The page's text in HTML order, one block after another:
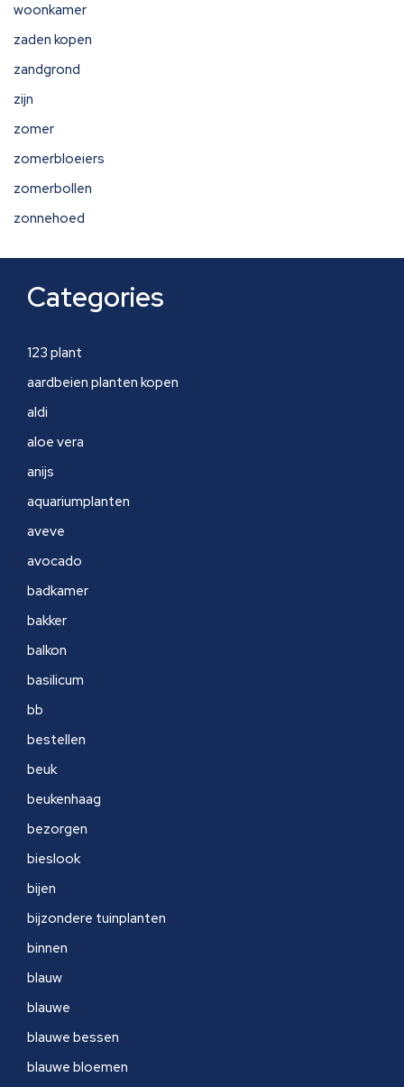
woonkamer
zaden kopen
zandgrond
zijn
zomer
zomerbloeiers
zomerbollen
zonnehoed
Categories
123 plant
aardbeien planten kopen
aldi
aloe vera
anijs
aquariumplanten
aveve
avocado
badkamer
bakker
balkon
basilicum
bb
bestellen
beuk
beukenhaag
bezorgen
bieslook
bijen
bijzondere tuinplanten
binnen
blauw
blauwe
blauwe bessen
blauwe bloemen